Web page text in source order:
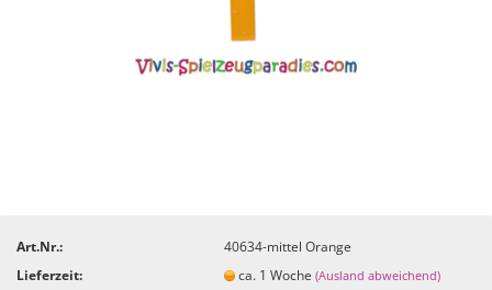
Art.Nr.:
40634-mittel Orange
Lieferzeit:
ca. 1 Woche(Ausland abweichend)